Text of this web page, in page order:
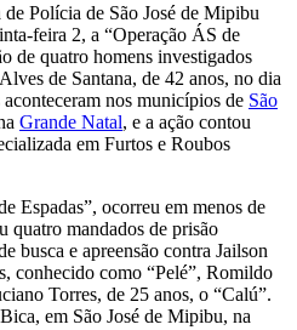
de Polícia de São José de Mipibu
feira 2, a “Operação ÁS de
de quatro homens investigados
de Santana, de 42 anos, no dia
nos municípios de São
Grande Natal, e a ação contou
em Furtos e Roubos
Espadas”, ocorreu em menos de
quatro mandados de prisão
busca e apreensão contra Jailson
conhecido como “Pelé”, Romildo
Torres, de 25 anos, o “Calú”.
em São José de Mipibu, na